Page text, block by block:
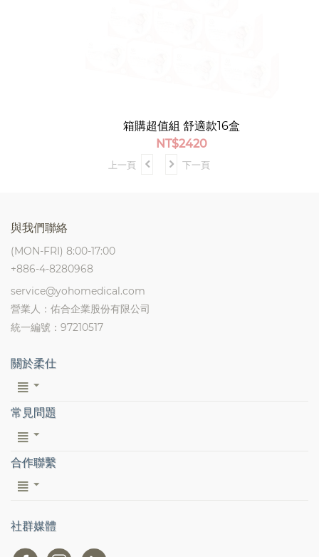
箱購超值組 舒適款16盒
2420
上一頁 下一頁
與我們聯絡
(MON-FRI) 8:00-17:00
+886-4-8280968
service@yohomedical.com
營業人：佑合企業股份有限公司
統一編號：97210517
關於柔仕
常見問題
合作聯繫
社群媒體